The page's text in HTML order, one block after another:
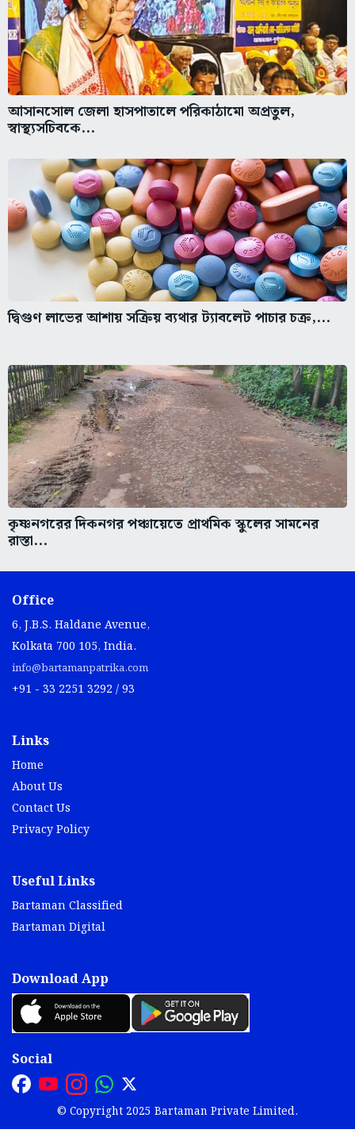
আসানসোল জেলা হাসপাতালে পরিকাঠামো অপ্রতুল,
স্বাস্থ্যসচিবকে...
দ্বিগুণ লাভের আশায় সক্রিয় ব্যথার ট্যাবলেট পাচার চক্র,...
কৃষ্ণনগরের দিকনগর পঞ্চায়েতে প্রাথমিক স্কুলের সামনের
রাস্তা...
Office
6, J.B.S. Haldane Avenue,
Kolkata 700 105, India.
info@bartamanpatrika.com
+91 - 33 2251 3292 / 93
Links
Home
About Us
Contact Us
Privacy Policy
Useful Links
Bartaman Classified
Bartaman Digital
Download App
Social
© Copyright 2025 Bartaman Private Limited.